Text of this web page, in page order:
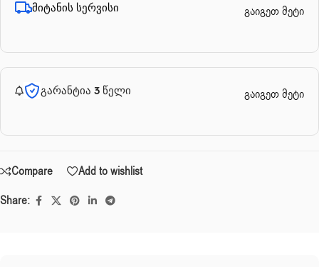
მიტანის სერვისი გაიგეთ მეტი
გარანტია 3 წელი გაიგეთ მეტი
Compare
Add to wishlist
Share: